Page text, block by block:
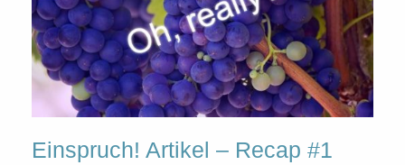
Einspruch! Artikel – Recap #1